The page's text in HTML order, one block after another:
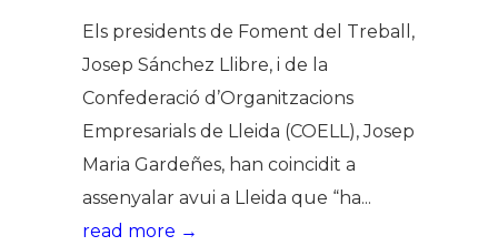
Els presidents de Foment del Treball,
Josep Sánchez Llibre, i de la
Confederació d’Organitzacions
Empresarials de Lleida (COELL), Josep
Maria Gardeñes, han coincidit a
assenyalar avui a Lleida que “ha...
read more →